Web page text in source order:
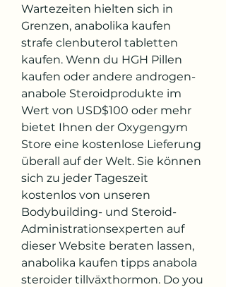
Wartezeiten hielten sich in
Grenzen, anabolika kaufen
strafe clenbuterol tabletten
kaufen. Wenn du HGH Pillen
kaufen oder andere androgen-
anabole Steroidprodukte im
Wert von USD$100 oder mehr
bietet Ihnen der Oxygengym
Store eine kostenlose Lieferung
überall auf der Welt. Sie können
sich zu jeder Tageszeit
kostenlos von unseren
Bodybuilding- und Steroid-
Administrationsexperten auf
dieser Website beraten lassen,
anabolika kaufen tipps anabola
steroider tillväxthormon. Do you